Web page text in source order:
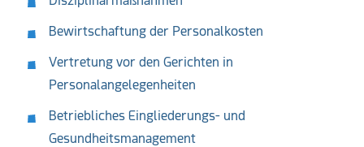
Bewirtschaftung der Personalkosten
Vertretung vor den Gerichten in
Personalangelegenheiten
Betriebliches Eingliederungs- und
Gesundheitsmanagement